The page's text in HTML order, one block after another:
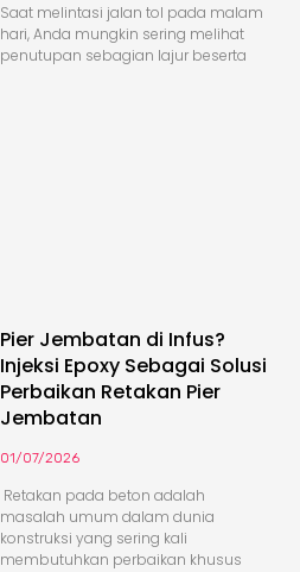
Saat melintasi jalan tol pada malam
hari, Anda mungkin sering melihat
penutupan sebagian lajur beserta
Pier Jembatan di Infus?
Injeksi Epoxy Sebagai Solusi
Perbaikan Retakan Pier
Jembatan
01/07/2026
Retakan pada beton adalah
masalah umum dalam dunia
konstruksi yang sering kali
membutuhkan perbaikan khusus